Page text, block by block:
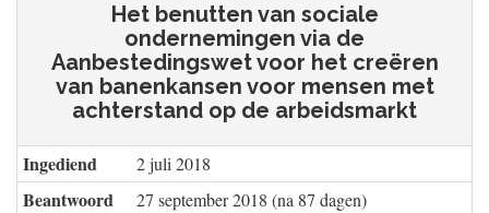
Het benutten van sociale
ondernemingen via de
Aanbestedingswet voor het creëren
van banenkansen voor mensen met
achterstand op de arbeidsmarkt
Ingediend 2 juli 2018
Beantwoord 27 september 2018 (na 87 dagen)